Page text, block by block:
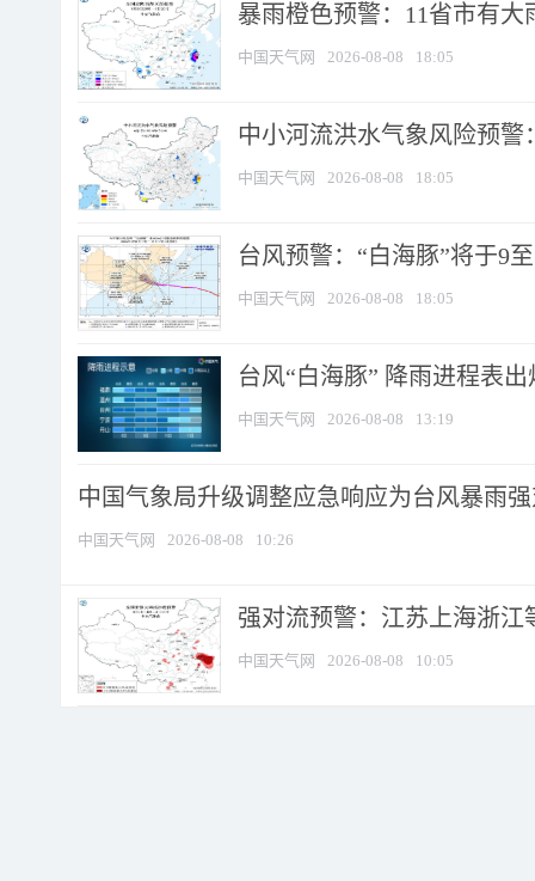
暴雨橙色预警：11省市有
中国天气网 2026-08-08 18:05
中小河流洪水气象风险预
中国天气网 2026-08-08 18:05
台风预警：“白海豚”将于9
中国天气网 2026-08-08 18:05
台风“白海豚” 降雨进程表
中国天气网 2026-08-08 13:19
中国气象局升级调整应急响应为台风暴雨
中国天气网 2026-08-08 10:26
强对流预警：江苏上海浙江
中国天气网 2026-08-08 10:05